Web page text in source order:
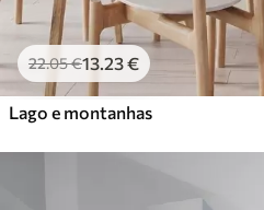
22.05€13 .23€
Lago e montanhas